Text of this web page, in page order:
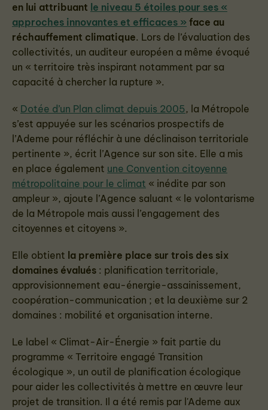
en lui attribuant le niveau 5 étoiles pour ses «
approches innovantes et efficaces » face au
réchauffement climatique. Lors de l’évaluation des
collectivités, un auditeur européen a même évoqué
un « territoire très inspirant notamment par sa
capacité à chercher la rupture ».
« Dotée d’un Plan climat depuis 2005, la Métropole
s’est appuyée sur les scénarios prospectifs de
l’Ademe pour réfléchir à une déclinaison territoriale
pertinente », écrit l’Agence sur son site. Elle a mis
en place également une Convention citoyenne
métropolitaine pour le climat « inédite par son
ampleur », ajoute l’Agence saluant « le volontarisme
de la Métropole mais aussi l’engagement des
citoyennes et citoyens ».
Elle obtient la première place sur trois des six
domaines évalués : planification territoriale,
approvisionnement eau-énergie-assainissement,
coopération-communication ; et la deuxième sur 2
domaines : mobilité et organisation interne.
Le label « Climat-Air-Énergie » fait partie du
programme « Territoire engagé Transition
écologique », un outil de planification écologique
pour aider les collectivités à mettre en œuvre leur
projet de transition. Il a été remis par l'Ademe aux